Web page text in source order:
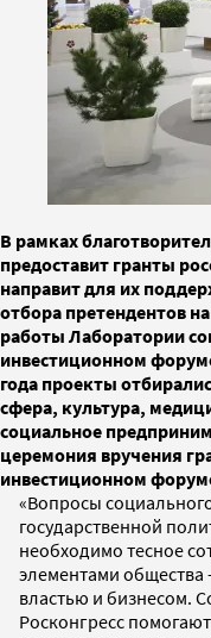
В рамках
предоставит гранты
направит для их
отбора претендентов
работы Лаборатории
инвестиционном
года проекты
сфера, культура,
социальное
церемония вручения
инвестиционном
«Вопросы
государственной
необходимо тесное
элементами общества
властью и бизнесом.
Росконгресс